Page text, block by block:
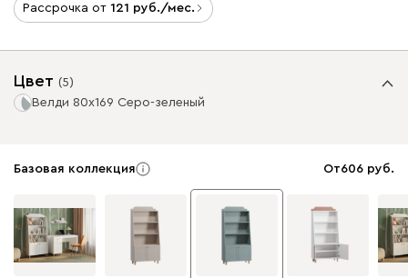
Рассрочка от 121 /мес.
Цвет (5)
Велди 80x169 Серо-зеленый
Базовая коллекция От606